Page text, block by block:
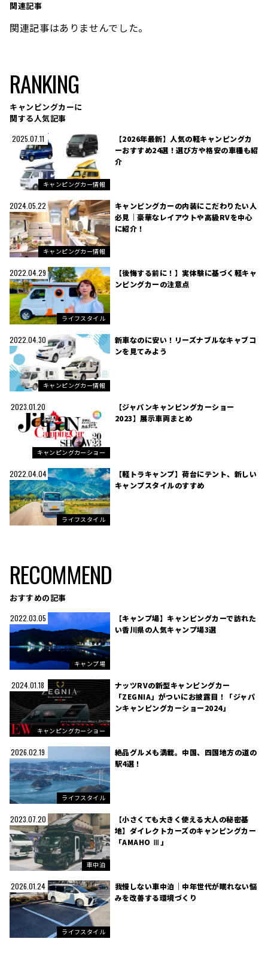
関連記事
関連記事はありませんでした。
RANKING
キャンピングカーに
関する人気記事
2025.07.11
キャンピングカー情報
【2026年最新】人気の軽キャンピングカ
ーおすすめ24選！選び方や格安の車種も紹
介
2024.05.22
キャンピングカー情報
キャンピングカーの内装にこだわりたい人
必見｜豪華なレイアウトや高級RVを中心
に紹介！
2022.04.29
ライフスタイル
【後悔する前に！】実体験に基づく軽キャ
ンピングカーの注意点
2022.04.30
キャンピングカー情報
新車なのに安い！リーズナブルなキャブコ
ンを見てみよう
2023.01.20
キャンピングカーショー
【ジャパンキャンピングカーショー
2023】展示車両まとめ
2022.04.04
ライフスタイル
【軽トラキャンプ】荷台にテント、新しい
キャンプスタイルのすすめ
RECOMMEND
おすすめの記事
2022.03.05
キャンプ場
【キャンプ場】キャンピングカーで訪れた
い香川県の人気キャンプ場3選
2024.01.18
キャンピングカーショー
ナッツRVの新型キャンピングカー
「ZEGNIA」がついにお披露目！「ジャパ
ンキャンピングカーショー2024」
2026.02.19
ライフスタイル
絶品グルメも満載。中国、四国地方の道の
駅4選！
2023.07.20
車中泊
【小さくても大きく使える大人の秘密基
地】ダイレクトカーズのキャンピングカー
「AMAHO Ⅲ」
2026.01.24
ライフスタイル
我慢しない車中泊｜中年世代が眠れない悩
みを改善する環境づくり